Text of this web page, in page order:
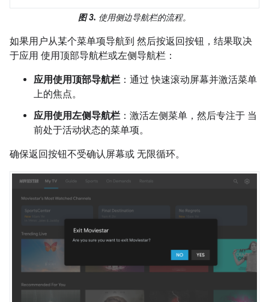
图 3. 使用侧边导航栏的流程。
如果用户从某个菜单项导航到 然后按返回按钮，结果取决
于应用 使用顶部导航栏或左侧导航栏：
应用使用顶部导航栏 ：通过 快速滚动屏幕并激活菜单
上的焦点。
应用使用左侧导航栏 ：激活左侧菜单，然后专注于 当
前处于活动状态的菜单项。
确保返回按钮不受确认屏幕或 无限循环。